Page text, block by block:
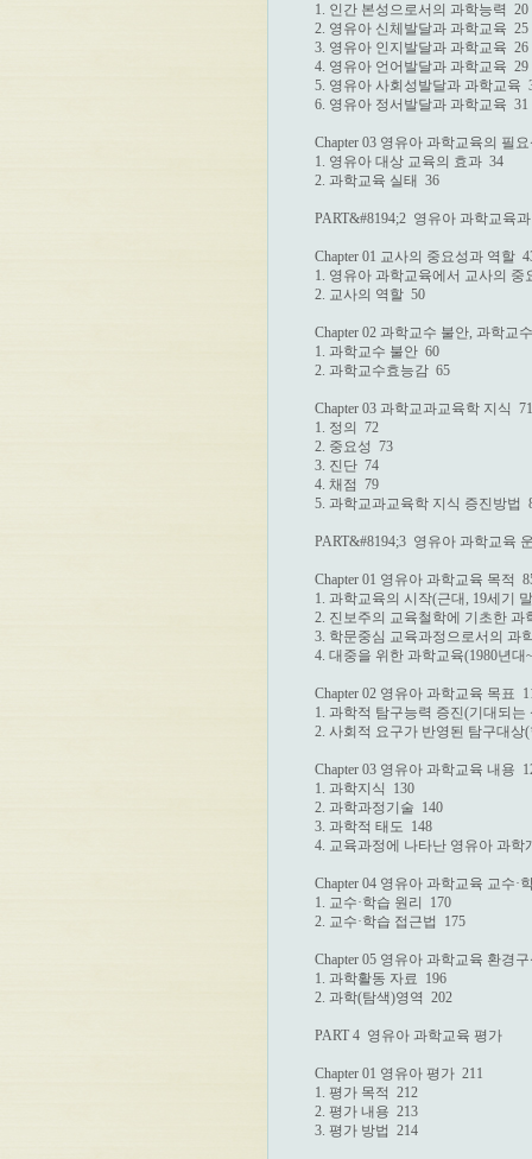
1. 인간 본성으로서의 과학능력  20
2. 영유아 신체발달과 과학교육  25
3. 영유아 인지발달과 과학교육  26
4. 영유아 언어발달과 과학교육  29
5. 영유아 사회성발달과 과학교육
6. 영유아 정서발달과 과학교육  31
Chapter 03 영유아 과학교육의 필
1. 영유아 대상 교육의 효과  34
2. 과학교육 실태  36
PART&#8194;2  영유아 과학교육
Chapter 01 교사의 중요성과 역할
1. 영유아 과학교육에서 교사의 중
2. 교사의 역할  50
Chapter 02 과학교수 불안, 과학교
1. 과학교수 불안  60
2. 과학교수효능감  65
Chapter 03 과학교과교육학 지식  71
1. 정의  72
2. 중요성  73
3. 진단  74
4. 채점  79
5. 과학교과교육학 지식 증진방법
PART&#8194;3  영유아 과학교육
Chapter 01 영유아 과학교육 목적
1. 과학교육의 시작(근대, 19세기
2. 진보주의 교육철학에 기초한 과
3. 학문중심 교육과정으로서의 과
4. 대중을 위한 과학교육(1980년대
Chapter 02 영유아 과학교육 목표
1. 과학적 탐구능력 증진(기대되는
2. 사회적 요구가 반영된 탐구대상
Chapter 03 영유아 과학교육 내용
1. 과학지식  130
2. 과학과정기술  140
3. 과학적 태도  148
4. 교육과정에 나타난 영유아 과학
Chapter 04 영유아 과학교육 교수·
1. 교수·학습 원리  170
2. 교수·학습 접근법  175
Chapter 05 영유아 과학교육 환경구
1. 과학활동 자료  196
2. 과학(탐색)영역  202
PART 4  영유아 과학교육 평가
Chapter 01 영유아 평가  211
1. 평가 목적  212
2. 평가 내용  213
3. 평가 방법  214